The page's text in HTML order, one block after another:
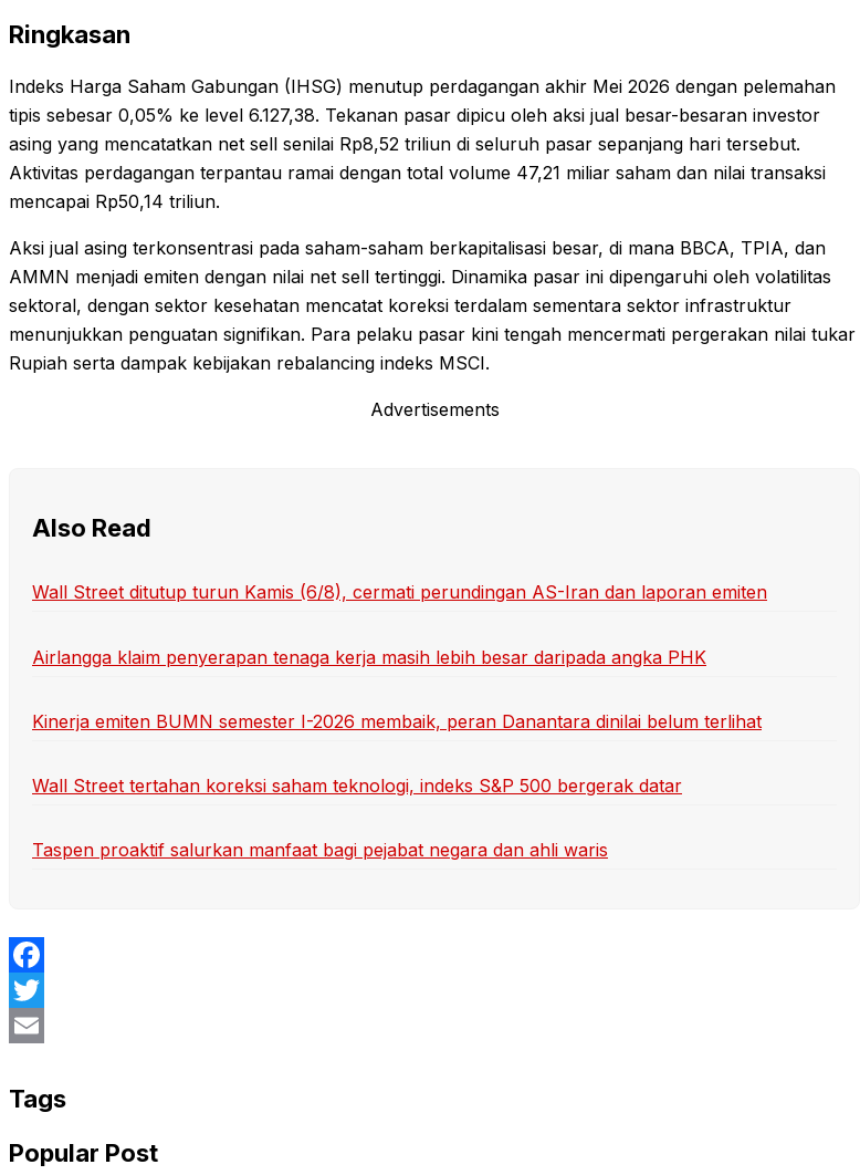
Ringkasan
Indeks Harga Saham Gabungan (IHSG) menutup perdagangan akhir Mei 2026 dengan pelemahan
tipis sebesar 0,05% ke level 6.127,38. Tekanan pasar dipicu oleh aksi jual besar-besaran investor
asing yang mencatatkan net sell senilai Rp8,52 triliun di seluruh pasar sepanjang hari tersebut.
Aktivitas perdagangan terpantau ramai dengan total volume 47,21 miliar saham dan nilai transaksi
mencapai Rp50,14 triliun.
Aksi jual asing terkonsentrasi pada saham-saham berkapitalisasi besar, di mana BBCA, TPIA, dan
AMMN menjadi emiten dengan nilai net sell tertinggi. Dinamika pasar ini dipengaruhi oleh volatilitas
sektoral, dengan sektor kesehatan mencatat koreksi terdalam sementara sektor infrastruktur
menunjukkan penguatan signifikan. Para pelaku pasar kini tengah mencermati pergerakan nilai tukar
Rupiah serta dampak kebijakan rebalancing indeks MSCI.
Advertisements
Also Read
Wall Street ditutup turun Kamis (6/8), cermati perundingan AS-Iran dan laporan emiten
Airlangga klaim penyerapan tenaga kerja masih lebih besar daripada angka PHK
Kinerja emiten BUMN semester I-2026 membaik, peran Danantara dinilai belum terlihat
Wall Street tertahan koreksi saham teknologi, indeks S&P 500 bergerak datar
Taspen proaktif salurkan manfaat bagi pejabat negara dan ahli waris
Facebook
Twitter
Tags
Popular Post